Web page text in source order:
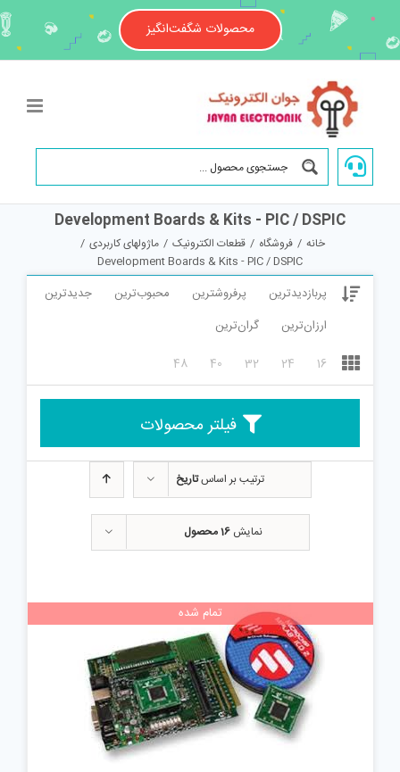
content
محصولات شگفت‌انگیز
Development Boards & Kits - PIC / DSPIC
خانه / فروشگاه / قطعات الکترونیک / ماژولهای کاربردی /
Development Boards & Kits - PIC / DSPIC
پربازدیدترین پرفروشترین محبوب‌ترین
جدیدترین
ارزان‌ترین
گران‌ترین
16
24
32
40
48
فیلتر محصولات
ترتیب بر اساستاریخ
نمایش16 محصول
تمام شده